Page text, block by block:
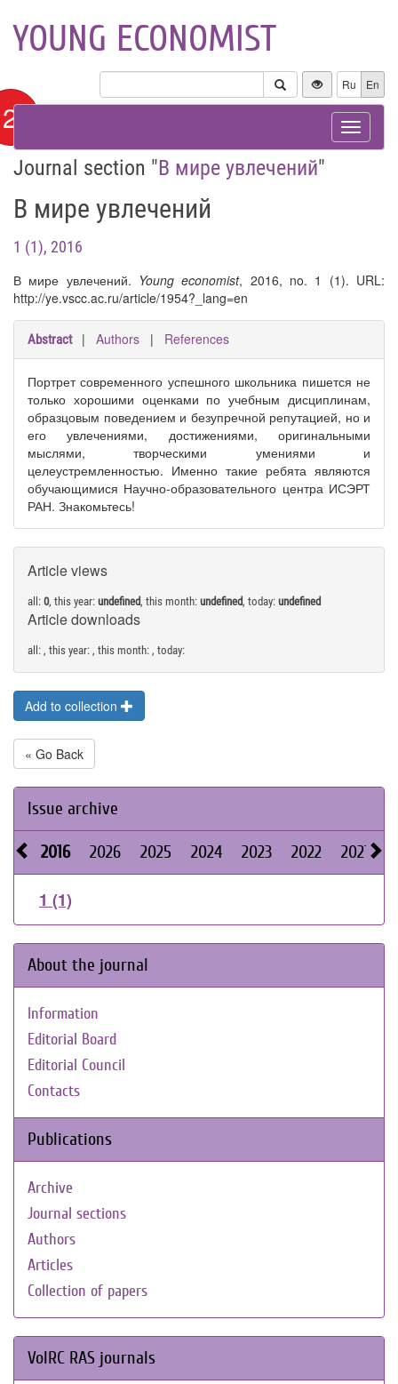
YOUNG ECONOMIST
Ru En
Toggle
Journal section "В мире увлечений"
В мире увлечений
1 (1), 2016
В мире увлечений. Young economist, 2016, no. 1 (1). URL:
http://ye.vscc.ac.ru/article/1954?_lang=en
Abstract | Authors | References
Портрет современного успешного школьника пишется не
только хорошими оценками по учебным дисциплинам,
образцовым поведением и безупречной репутацией, но и
его увлечениями, достижениями, оригинальными
мыслями, творческими умениями и
целеустремленностью. Именно такие ребята являются
обучающимися Научно-образовательного центра ИСЭРТ
РАН. Знакомьтесь!
Article views
all: 0, this year: undefined, this month: undefined, today: undefined
Article downloads
all: , this year: , this month: , today:
Add to collection
« Go Back
Issue archive
2016 2026 2025 2024 2023 2022 2021
1 (1)
About the journal
Information
Editorial Board
Editorial Council
Contacts
Publications
Archive
Journal sections
Authors
Articles
Collection of papers
VolRC RAS journals